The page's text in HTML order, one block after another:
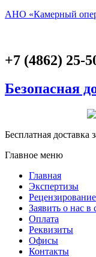
АНО «Камерный
+7 (4862) 25-
Безопасная
Бесплатная доставка
Главное меню
Главная
Экспертизы
Рецензирование
Заявить о нас в
Оплата
Реквизиты
Офисы
Контакты